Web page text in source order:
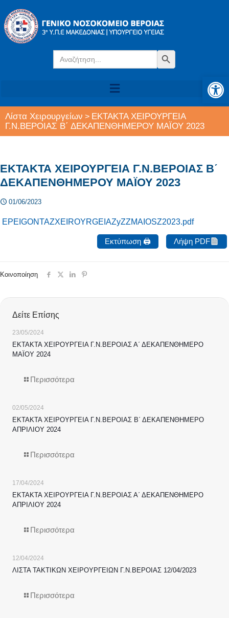
Search
for:
Search Button
Λίστα Χειρουργείων > ΕΚΤΑΚΤΑ ΧΕΙΡΟΥΡΓΕΙΑ
Γ.Ν.ΒΕΡΟΙΑΣ Β΄ ΔΕΚΑΠΕΝΘΗΜΕΡΟΥ ΜΑΪΟΥ 2023
ΕΚΤΑΚΤΑ ΧΕΙΡΟΥΡΓΕΙΑ Γ.Ν.ΒΕΡΟΙΑΣ Β΄
ΔΕΚΑΠΕΝΘΗΜΕΡΟΥ ΜΑΪΟΥ 2023
01/06/2023
EPEIGONTAZXEIROYRGEIAZyZZMAIOSZ2023.pdf
Εκτύπωση 🖨 Λήψη PDF
Κοινοποίηση
Δείτε Επίσης
23/05/2024
ΕΚΤΑΚΤΑ ΧΕΙΡΟΥΡΓΕΙΑ Γ.Ν.ΒΕΡΟΙΑΣ Α΄ ΔΕΚΑΠΕΝΘΗΜΕΡΟ
ΜΑΪΟΥ 2024
Περισσότερα
02/05/2024
ΕΚΤΑΚΤΑ ΧΕΙΡΟΥΡΓΕΙΑ Γ.Ν.ΒΕΡΟΙΑΣ Β΄ ΔΕΚΑΠΕΝΘΗΜΕΡΟ
ΑΠΡΙΛΙΟΥ 2024
Περισσότερα
17/04/2024
ΕΚΤΑΚΤΑ ΧΕΙΡΟΥΡΓΕΙΑ Γ.Ν.ΒΕΡΟΙΑΣ Α΄ ΔΕΚΑΠΕΝΘΗΜΕΡΟ
ΑΠΡΙΛΙΟΥ 2024
Περισσότερα
12/04/2024
ΛΙΣΤΑ ΤΑΚΤΙΚΩΝ ΧΕΙΡΟΥΡΓΕΙΩΝ Γ.Ν.ΒΕΡΟΙΑΣ 12/04/2023
Περισσότερα